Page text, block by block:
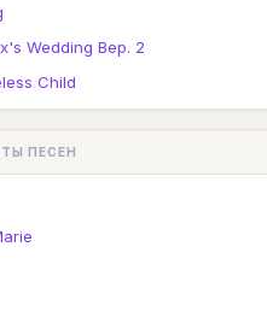
Wedding Вер. 2
Child
ПЕСЕН